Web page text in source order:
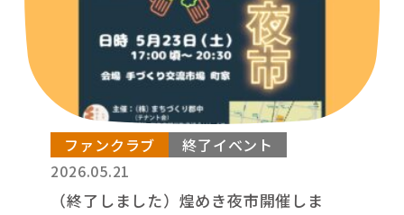
ファンクラブ 終了イベント
2026.05.21
（終了しました）煌めき夜市開催しま